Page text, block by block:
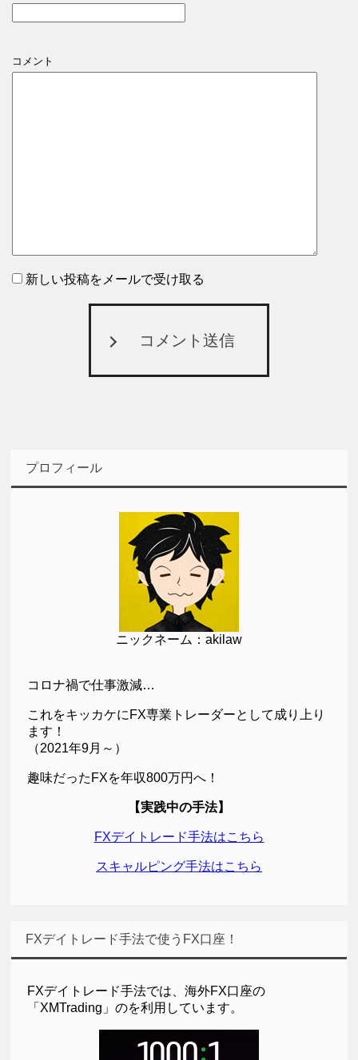
コメント
新しい投稿をメールで受け取る
コメント送信
プロフィール
ニックネーム：akilaw
コロナ禍で仕事激減…
これをキッカケにFX専業トレーダーとして成り上り
ます！
（2021年9月～）
趣味だったFXを年収800万円へ！
【実践中の手法】
FXデイトレード手法はこちら
スキャルピング手法はこちら
FXデイトレード手法で使うFX口座！
FXデイトレード手法では、海外FX口座の
「XMTrading」のを利用しています。